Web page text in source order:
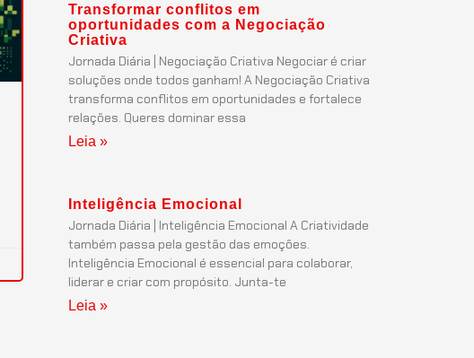
Transformar conflitos em
oportunidades com a Negociação
Criativa
Jornada Diária | Negociação Criativa Negociar é criar
soluções onde todos ganham! A Negociação Criativa
transforma conflitos em oportunidades e fortalece
relações. Queres dominar essa
Leia »
Inteligência Emocional
Jornada Diária | Inteligência Emocional A Criatividade
também passa pela gestão das emoções.
Inteligência Emocional é essencial para colaborar,
liderar e criar com propósito. Junta-te
Leia »